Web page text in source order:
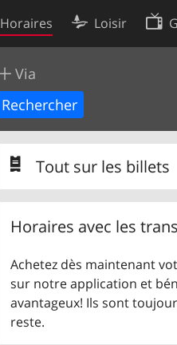
Horaires Loisir
Via
Tout sur les billets
Horaires avec les
Achetez dès maintenant
sur notre application et
avantageux! Ils sont
reste.
Préférences de cookies